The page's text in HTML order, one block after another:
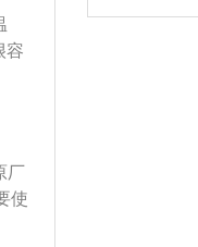
容
厂
使
响；